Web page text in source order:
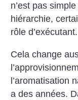
n’est pas
hiérarchie,
rôle d’exécutant.
Cela change
l’aromatisation
a des années.